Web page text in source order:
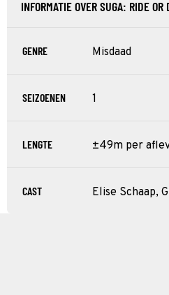
INFORMATIE OVER SUGA: RIDE OR
GENRE Misdaad
SEIZOENEN 1
LENGTE ±49m per
CAST Elise Schaap,